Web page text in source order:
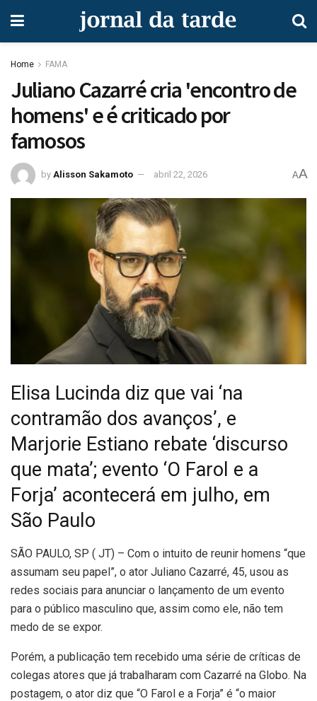
Home FAMA
Juliano Cazarré cria 'encontro de
homens' e é criticado por
famosos
by Alisson Sakamoto abril 22, 2026 AA
Elisa Lucinda diz que vai ‘na
contramão dos avanços’, e
Marjorie Estiano rebate ‘discurso
que mata’; evento ‘O Farol e a
Forja’ acontecerá em julho, em
São Paulo
SÃO PAULO, SP ( JT) – Com o intuito de reunir homens “que
assumam seu papel”, o ator Juliano Cazarré, 45, usou as
redes sociais para anunciar o lançamento de um evento
para o público masculino que, assim como ele, não tem
medo de se expor.
Porém, a publicação tem recebido uma série de críticas de
colegas atores que já trabalharam com Cazarré na Globo. Na
postagem, o ator diz que “O Farol e a Forja” é “o maior